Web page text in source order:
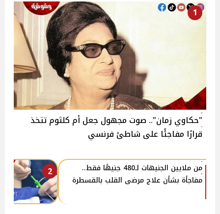
1
"حكاوي زمان".. صوت مجهول جعل أم كلثوم تتخذ
قرارًا مفاجئًا على شاطئ فرنسي
2
من ملايين الجنيهات لـ480 جنيهًا فقط..
مفاجأة بشأن علاج مرضى القلب بالقسطرة